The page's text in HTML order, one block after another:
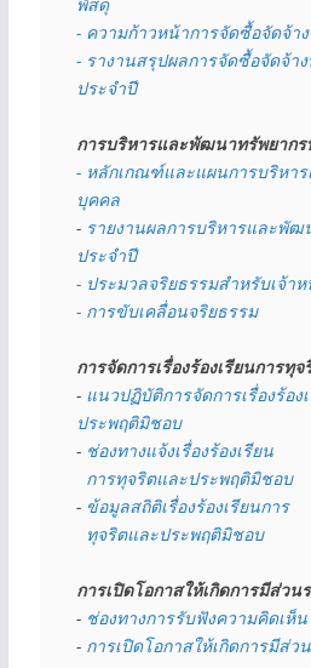
- ความก้าวหน้าการจัดซื้อจัดจ้า
- รางานสรุปผลการจัดซื้อจัดจ้า
ประจำปี
การบริหารและพัฒนาทรัพยาก
- หลักเกณฑ์และแผนการบริหา
บุคคล
- รายงานผลการบริหารและพั
ประจำปี
- ประมวลจริยธรรมสำหรับเจ้า
- การขับเคลื่อนจริยธรรม
การจัดการเรื่องร้องเรียนการทุ
- แนวปฏิบัติการจัดการเรื่องร้อง
ประพฤติมิชอบ
- ช่องทางแจ้งเรื่องร้องเรียน
  การทุจริตและประพฤติมิชอบ
- ข้อมูลสถิติเรื่องร้องเรียนการ
  ทุจริตและประพฤติมิชอบ
การเปิดโอกาสให้เกิดการมีส่วน
- ช่องทางการรับฟังความคิดเห็น
- การเปิดโอกาสให้เกิดการมีส่ว